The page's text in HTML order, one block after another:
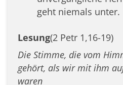
geht niemals unter.
Lesung(2 Petr 1,16-19)
Die Stimme, die vom
gehört, als wir mit ihm
waren